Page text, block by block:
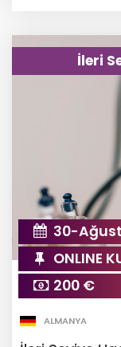
İleri
30-
ONLINE
200 €
ALMANYA